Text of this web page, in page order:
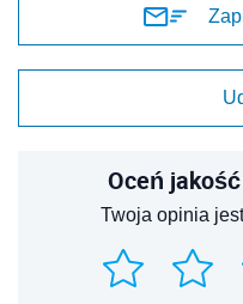
Oceń
Twoja opinia